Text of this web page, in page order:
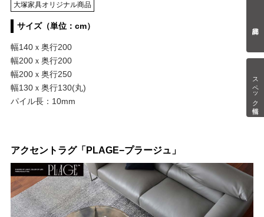
スペック情報
大塚家具オリジナル商品
サイズ（単位：cm）
幅140ｘ奥行200
幅200ｘ奥行200
幅200ｘ奥行250
幅130ｘ奥行130(丸)
パイル長：10mm
アクセントラグ「PLAGE−プラージュ」